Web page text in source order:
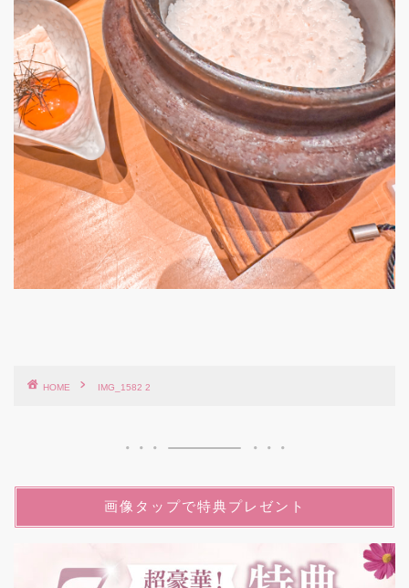
HOME IMG_1582 2
画像タップで特典プレゼント